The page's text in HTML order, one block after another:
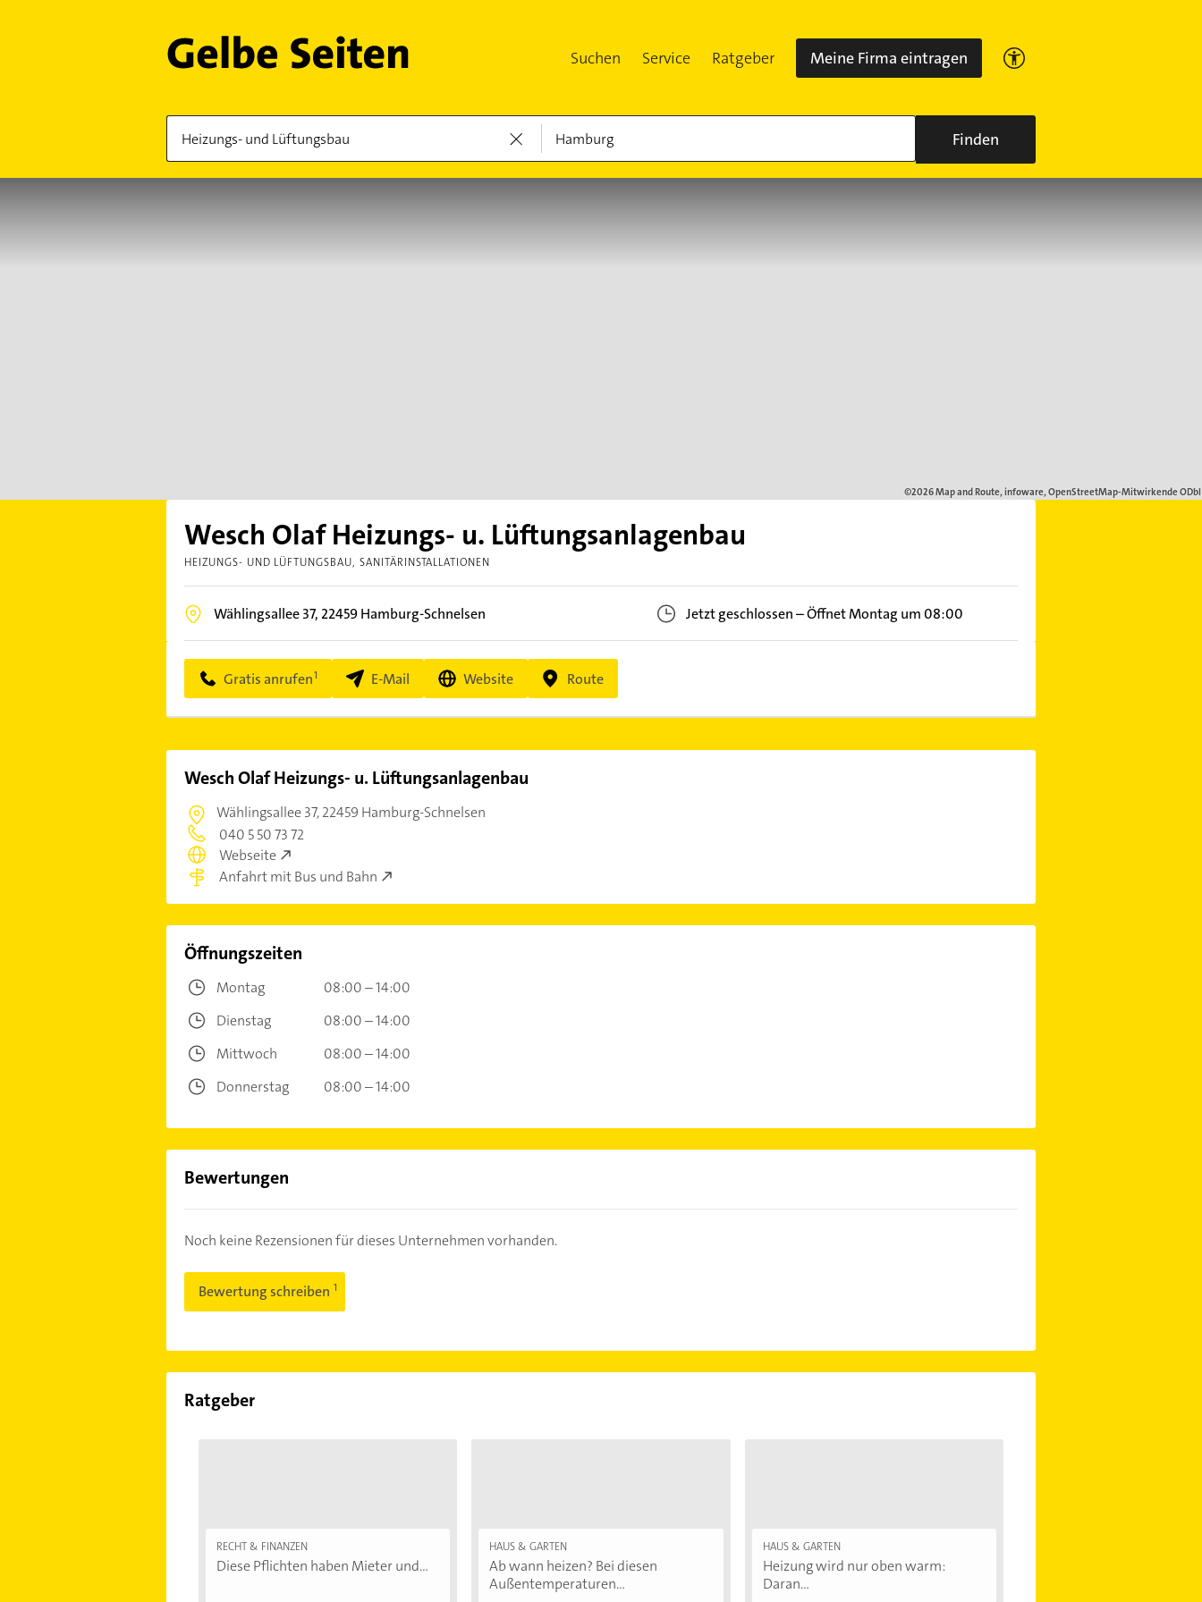
Suchen Service Ratgeber Meine Firma eintragen
Finden
Wesch Olaf Heizungs- u. Lüftungsanlagenbau
HEIZUNGS- UND LÜFTUNGSBAU SANITÄRINSTALLATIONEN
Wählingsallee 37, 22459Hamburg-Schnelsen Jetzt geschlossen–Öffnet Montag um 08:00
Gratis anrufen E-Mail Website Route
Wesch Olaf Heizungs- u. Lüftungsanlagenbau
Wählingsallee 37,22459 Hamburg-Schnelsen
040 5 50 73 72
Webseite
Anfahrt mit Bus und Bahn
Öffnungszeiten
Montag
08:00 – 14:00
Dienstag
08:00 – 14:00
Mittwoch
08:00 – 14:00
Donnerstag
08:00 – 14:00
Bewertungen
Noch keine Rezensionen für dieses Unternehmen vorhanden.
Bewertung schreiben
Ratgeber
RECHT & FINANZEN
Diese Pflichten haben Mieter und...
HAUS & GARTEN
Ab wann heizen? Bei diesen
Außentemperaturen...
HAUS & GARTEN
Heizung wird nur oben warm:
Daran...